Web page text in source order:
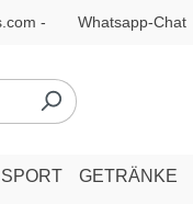
- Whatsapp-Chat
GETRÄNKE